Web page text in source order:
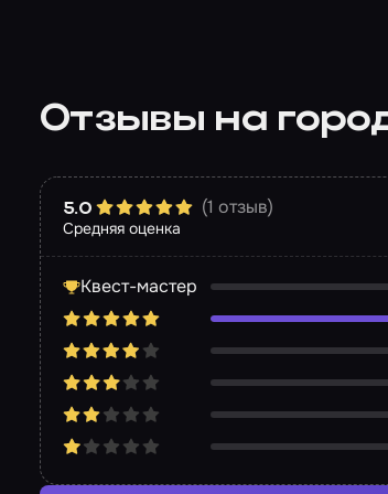
Отзывы на
Средняя оценка
5.0 (1 отзыв)
Квест-мастер